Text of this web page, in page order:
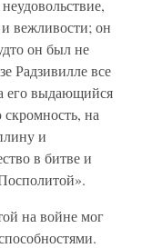
вежливости; он
он был не
Радзивилле все
его выдающийся
на
и
в битве и
на войне мог